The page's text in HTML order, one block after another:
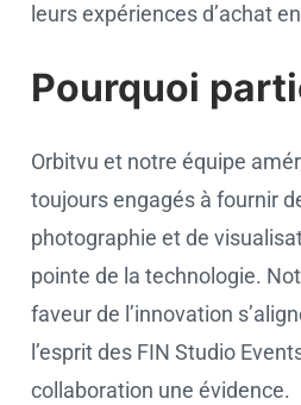
leurs expériences d’achat
Pourquoi
Orbitvu et notre équipe
toujours engagés à fournir
photographie et de
pointe de la technologie.
faveur de l’innovation
l’esprit des FIN Studio
collaboration une évidence.